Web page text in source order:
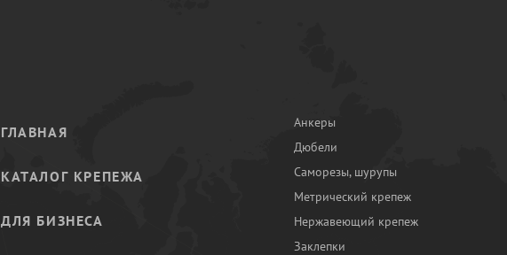
ГЛАВНАЯ
КАТАЛОГ КРЕПЕЖА
ДЛЯ БИЗНЕСА
Анкеры
Дюбели
Саморезы, шурупы
Метрический крепеж
Нержавеющий крепеж
Заклепки